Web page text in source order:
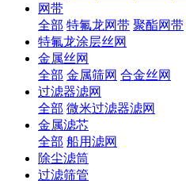
网带
全部 特氟龙网带 聚酯网带
特氟龙涂层丝网
金属丝网
全部 金属筛网 合金丝网
过滤器滤网
全部 微米过滤器滤网
金属滤芯
全部 船用滤网
除尘滤筒
过滤筛管